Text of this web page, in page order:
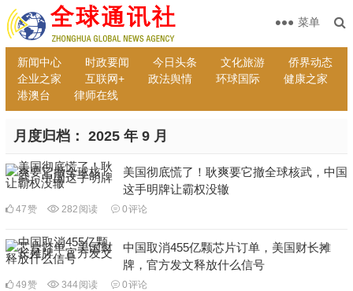
新闻中心 时政要闻 今日头条 文化旅游
侨界动态
企业之家
互联网+ 政法舆情 环球国际
健康之家
港澳台
律师在线
菜单
月度归档： 2025 年 9 月
美国彻底慌了！耿爽要它撤全球核武，中国
这手明牌让霸权没辙
47赞 282 阅读 0评论
中国取消455亿颗芯片订单，美国财长摊
牌，官方发文释放什么信号
49赞 344阅读 0评论